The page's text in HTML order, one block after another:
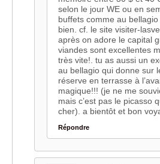
selon le jour WE ou en
buffets comme au
bien. cf. le site visiter-
après on adore le capital
viandes sont excellentes
très vite!. tu as aussi un
au bellagio qui donne sur
réserve en terrasse à
magique!!! (je ne me
mais c’est pas le picasso
cher). a bientôt et bon
Répondre